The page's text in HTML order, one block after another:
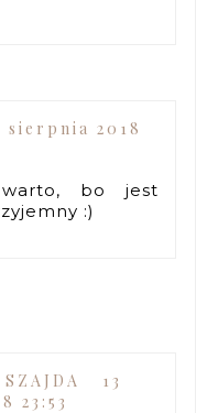
sierpnia 2018
bo jest
:)
13
23:53